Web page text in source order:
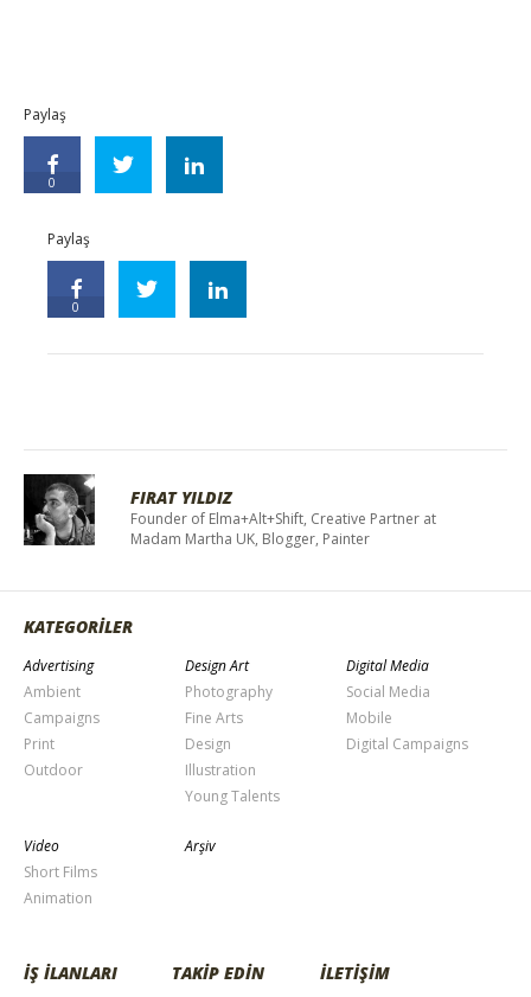
Paylaş
0
Paylaş
0
FIRAT YILDIZ
Founder of Elma+Alt+Shift, Creative Partner at
Madam Martha UK, Blogger, Painter
KATEGORİLER
Advertising
Ambient
Campaigns
Print
Outdoor
Design Art
Photography
Fine Arts
Design
Illustration
Young Talents
Digital Media
Social Media
Mobile
Digital Campaigns
Video
Short Films
Animation
Arşiv
İŞ İLANLARI TAKİP EDİN İLETİŞİM